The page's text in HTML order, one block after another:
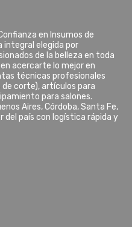
en Insumos de
integral elegida por
de la belleza en toda
acercarte lo mejor en
técnicas profesionales
corte), artículos para
para salones.
Aires, Córdoba, Santa Fe,
del país con logística rápida y